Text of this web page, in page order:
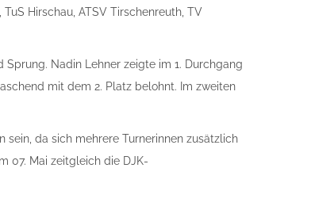
Hirschau, ATSV Tirschenreuth, TV
Nadin Lehner zeigte im 1. Durchgang
mit dem 2. Platz belohnt. Im zweiten
sein, da sich mehrere Turnerinnen zusätzlich
07. Mai zeitgleich die DJK-